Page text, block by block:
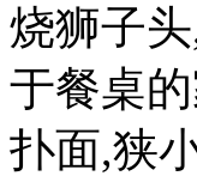
烧狮子
于餐桌
扑面,狭